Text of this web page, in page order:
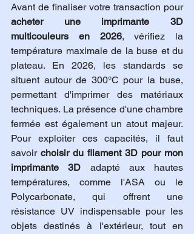
Avant de finaliser votre transaction pour
acheter une imprimante 3D
multicouleurs en 2026, vérifiez la
température maximale de la buse et du
plateau. En 2026, les standards se
situent autour de 300°C pour la buse,
permettant d'imprimer des matériaux
techniques. La présence d'une chambre
fermée est également un atout majeur.
Pour exploiter ces capacités, il faut
savoir choisir du filament 3D pour mon
imprimante 3D adapté aux hautes
températures, comme l'ASA ou le
Polycarbonate, qui offrent une
résistance UV indispensable pour les
objets destinés à l'extérieur, tout en